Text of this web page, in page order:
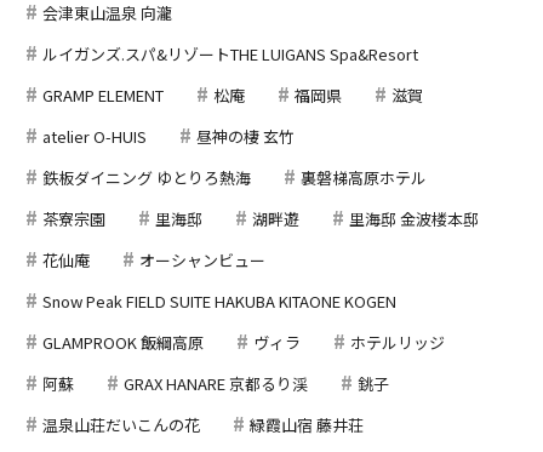
会津東山温泉 向瀧
ルイガンズ.スパ&リゾートTHE LUIGANS Spa&Resort
GRAMP ELEMENT
松庵 福岡県
滋賀
atelier O-HUIS
昼神の棲 玄竹
鉄板ダイニング ゆとりろ熱海
裏磐梯高原ホテル
茶寮宗園
里海邸 湖畔遊
里海邸 金波楼本邸
花仙庵
オーシャンビュー
Snow Peak FIELD SUITE HAKUBA KITAONE KOGEN
GLAMPROOK 飯綱高原
ヴィラ
ホテルリッジ
阿蘇
GRAX HANARE 京都るり渓
銚子
温泉山荘だいこんの花
緑霞山宿 藤井荘